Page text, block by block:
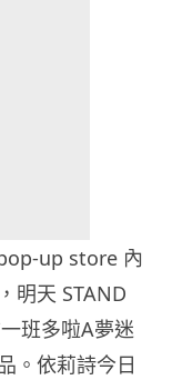
up store 內
明天 STAND
班多啦A夢迷
。依莉詩今日